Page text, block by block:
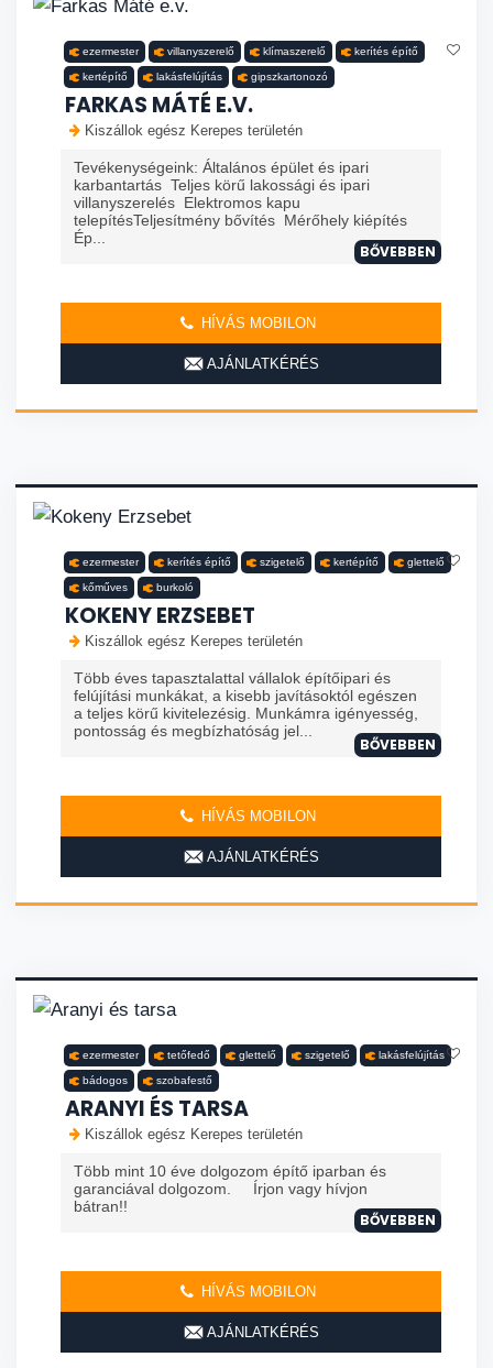
ezermester villanyszerelő klímaszerelő kerítés építő
kertépítő lakásfelújítás gipszkartonozó
FARKAS MÁTÉ E.V.
Kiszállok egész Kerepes területén
Tevékenységeink: Általános épület és ipari
karbantartás Teljes körű lakossági és ipari
villanyszerelés Elektromos kapu
telepítésTeljesítmény bővítés Mérőhely kiépítés
Ép...
BŐVEBBEN
HÍVÁS MOBILON
AJÁNLATKÉRÉS
ezermester kerítés építő szigetelő kertépítő glettelő
kőműves burkoló
KOKENY ERZSEBET
Kiszállok egész Kerepes területén
Több éves tapasztalattal vállalok építőipari és
felújítási munkákat, a kisebb javításoktól egészen
a teljes körű kivitelezésig. Munkámra igényesség,
pontosság és megbízhatóság jel...
BŐVEBBEN
HÍVÁS MOBILON
AJÁNLATKÉRÉS
ezermester tetőfedő glettelő szigetelő lakásfelújítás
bádogos szobafestő
ARANYI ÉS TARSA
Kiszállok egész Kerepes területén
Több mint 10 éve dolgozom építő iparban és
garanciával dolgozom. Írjon vagy hívjon
bátran!!
BŐVEBBEN
HÍVÁS MOBILON
AJÁNLATKÉRÉS